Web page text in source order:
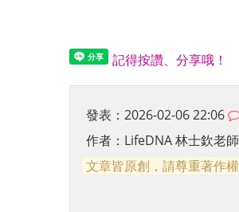
記得按讚、分享哦！
發表：2026-02-06 22:06
作者： LifeDNA 林士欽老師
文章皆原創，請尊重著作權